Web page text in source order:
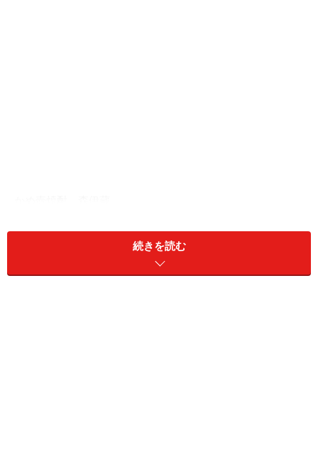
正規販売価格とあまりに差があるプレミア＆オークショ
ン価格は、製造元も関係者も悩みの種だろうし、消費者
としても、高くて買いにくい焼酎なんて飲んでられる
続きを読む